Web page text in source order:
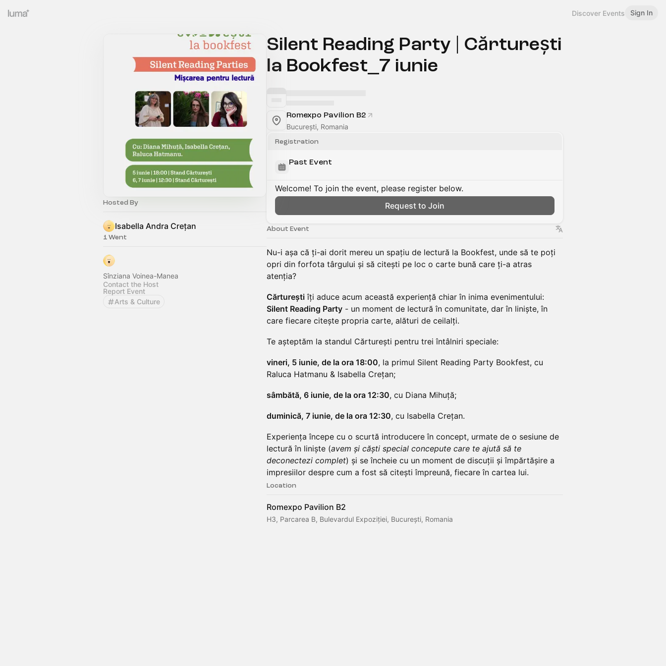
Discover Events Sign In
Hosted By
Isabella Andra Crețan
1 Went
Sînziana Voinea-Manea
Contact the Host
Report Event
Arts & Culture
Silent Reading Party | Cărturești
la Bookfest_7 iunie
Romexpo Pavilion B2
București, Romania
Registration
Past Event
Welcome! To join the event, please register below.
Request to Join
About Event
Nu-i așa că ți-ai dorit mereu un spațiu de lectură la Bookfest, unde să te poți
opri din forfota târgului și să citești pe loc o carte bună care ți-a atras
atenția?
Cărturești îți aduce acum această experiență chiar în inima evenimentului:
Silent Reading Party - un moment de lectură în comunitate, dar în liniște, în
care fiecare citește propria carte, alături de ceilalți.
Te așteptăm la standul Cărturești pentru trei întâlniri speciale:
vineri, 5 iunie, de la ora 18:00, la primul Silent Reading Party Bookfest, cu
Raluca Hatmanu & Isabella Crețan;
sâmbătă, 6 iunie, de la ora 12:30, cu Diana Mihuță;
duminică, 7 iunie, de la ora 12:30, cu Isabella Crețan.
Experiența începe cu o scurtă introducere în concept, urmate de o sesiune de
lectură în liniște (avem și căști special concepute care te ajută să te
deconectezi complet) și se încheie cu un moment de discuții și împărtășire a
impresiilor despre cum a fost să citești împreună, fiecare în cartea lui.
Location
Romexpo Pavilion B2
H3, Parcarea B, Bulevardul Expoziției, București, Romania